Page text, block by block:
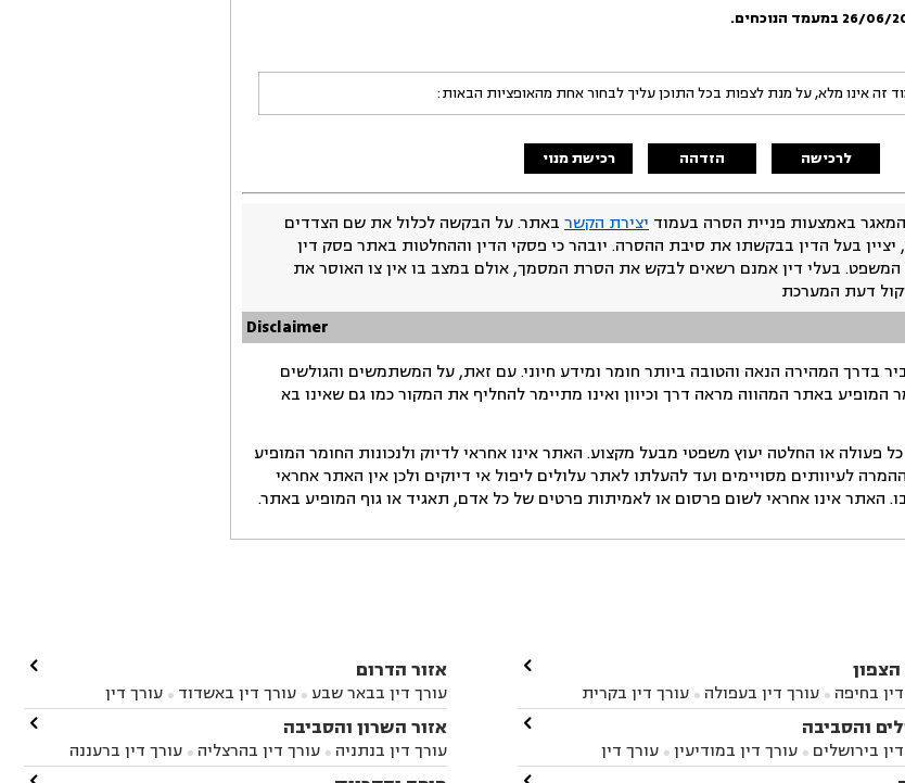
26/06/ במעמד הנוכחים.
זה אינו מלא, על מנת לצפות בכל התוכן עליך לבחור אחת מהאופציות הבאות:
לרכישה הזדהה רכישת מנוי
באמצעות פניית הסרה בעמוד יצירת הקשר באתר. על הבקשה לכלול את שם הצדדים
יציין בעל הדין בבקשתו את סיבת ההסרה. יובהר כי פסקי הדין וההחלטות באתר פסק דין
המשפט. בעלי דין אמנם רשאים לבקש את הסרת המסמך, אולם במצב בו אין צו האוסר את
דעת המערכת
Disclaimer
בדרך המהירה הנאה והטובה ביותר חומר ומידע חיוני. עם זאת, על המשתמשים והגולשים
המופיע באתר המהווה מראה דרך וכיוון ואינו מתיימר להחליף את המקור כמו גם שאינו בא
פעולה או החלטה יעוץ משפטי מבעל מקצוע. האתר אינו אחראי לדיוק ולנכונות החומר המופיע
לעיוותים מסויימים ועד להעלתו לאתר עלולים ליפול אי דיוקים ולכן אין האתר אחראי
אינו אחראי לשום פרסום או לאמיתות פרטים של כל אדם, תאגיד או גוף המופיע באתר.
הצפון
בחיפה  עורך דין בעפולה 
עורך דין בקרית
עורך דין בנהריה עורך דין בראש פינה
עורך דין
שמונה
עורך דין במושב מגדים
ציפורי
עורך דין בסח'נין עורך דין בעכו
עורך

והסביבה
בירושלים  עורך דין במודיעין 
עורך דין
שמש
עורך דין במבשרת ציון עורך דין בגיזו

אזור הדרום
עורך דין בבאר שבע  עורך דין באשדוד 
עורך דין
באשקלון
עורך דין בבאר טוביה עורך דין בגן יבנה
עורך דין בניר הבנים עורך דין בערד
זיקים
עורך דין בנתיבות עורך דין בקרית מלאכי

אזור השרון והסביבה
עורך דין בנתניה  עורך דין בהרצליה  עורך דין ברעננה
עורך דין בחדרה עורך דין בכפר סבא
עורך דין בהוד
